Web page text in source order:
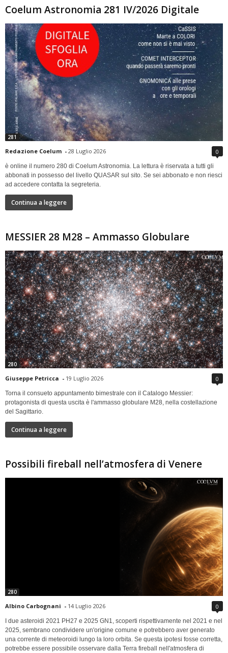
Coelum Astronomia 281 IV/2026 Digitale
281
Redazione Coelum - 28 Luglio 2026 0
è online il numero 280 di Coelum Astronomia. La lettura è riservata a tutti gli
abbonati in possesso del livello QUASAR sul sito. Se sei abbonato e non riesci
ad accedere contatta la segreteria.
Continua a leggere
MESSIER 28 M28 – Ammasso Globulare
280
Giuseppe Petricca - 19 Luglio 2026 0
Torna il consueto appuntamento bimestrale con il Catalogo Messier:
protagonista di questa uscita è l'ammasso globulare M28, nella costellazione
del Sagittario.
Continua a leggere
Possibili fireball nell’atmosfera di Venere
280
Albino Carbognani - 14 Luglio 2026 0
I due asteroidi 2021 PH27 e 2025 GN1, scoperti rispettivamente nel 2021 e nel
2025, sembrano condividere un'origine comune e potrebbero aver generato
una corrente di meteoroidi lungo la loro orbita. Se questa ipotesi fosse corretta,
potrebbe essere possibile osservare dalla Terra fireball nell'atmosfera di